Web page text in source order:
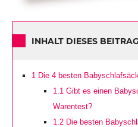
INHALT DIESES
1 Die 4 besten
1.1Gibt es einen
Warentest?
1.2Die besten